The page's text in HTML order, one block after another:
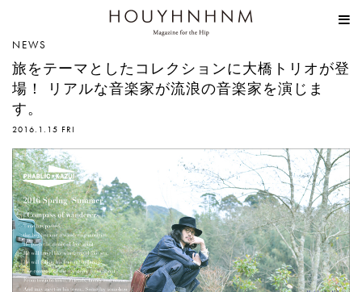
HOUYHNHNM
NEWS
旅をテーマとしたコレクションに大橋トリオが登
場！ リアルな音楽家が流浪の音楽家を演じま
す。
2016.1.15 FRI